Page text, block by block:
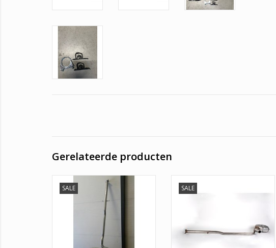
Gerelateerde producten
SALE
Wij bieden u een hoge kwaliteit
uitlaat aan voor uw mini. U rijdt
namelijk een fantastische auto.
Maar het vervangen van uw
uitlaat bij dealers word al snel
een duur grapje. Wij bieden u
SALE
Middendemper Mini Cooper S